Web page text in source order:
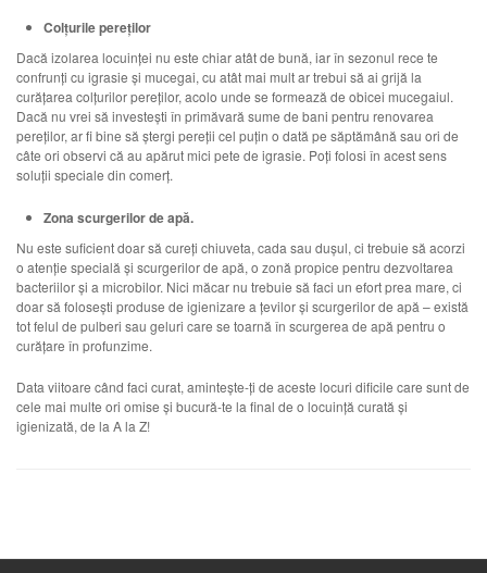
Colțurile pereților
Dacă izolarea locuinței nu este chiar atât de bună, iar în sezonul rece te
confrunți cu igrasie și mucegai, cu atât mai mult ar trebui să ai grijă la
curățarea colțurilor pereților, acolo unde se formează de obicei mucegaiul.
Dacă nu vrei să investești în primăvară sume de bani pentru renovarea
pereților, ar fi bine să ștergi pereții cel puțin o dată pe săptămână sau ori de
câte ori observi că au apărut mici pete de igrasie. Poți folosi în acest sens
soluții speciale din comerț.
Zona scurgerilor de apă.
Nu este suficient doar să cureți chiuveta, cada sau dușul, ci trebuie să acorzi
o atenție specială și scurgerilor de apă, o zonă propice pentru dezvoltarea
bacteriilor și a microbilor. Nici măcar nu trebuie să faci un efort prea mare, ci
doar să folosești produse de igienizare a țevilor și scurgerilor de apă – există
tot felul de pulberi sau geluri care se toarnă în scurgerea de apă pentru o
curățare în profunzime.
Data viitoare când faci curat, amintește-ți de aceste locuri dificile care sunt de
cele mai multe ori omise și bucură-te la final de o locuință curată și
igienizată, de la A la Z!